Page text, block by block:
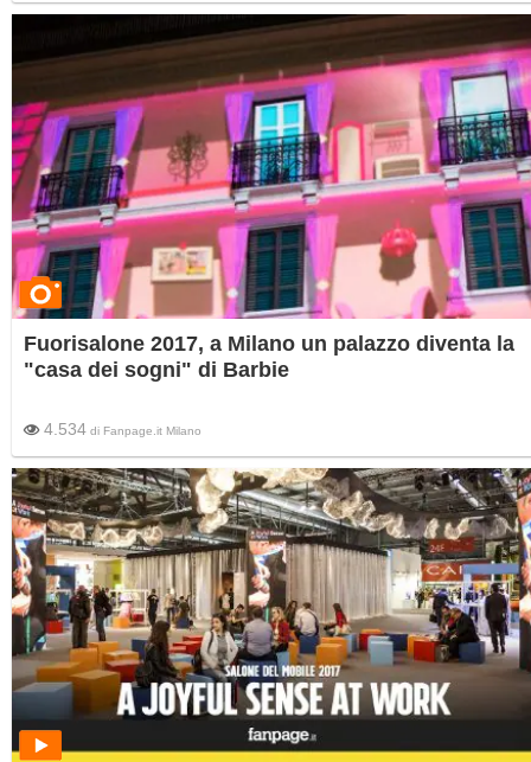
Fuorisalone 2017, a Milano un palazzo diventa la
"casa dei sogni" di Barbie
4.534 di Fanpage.it Milano